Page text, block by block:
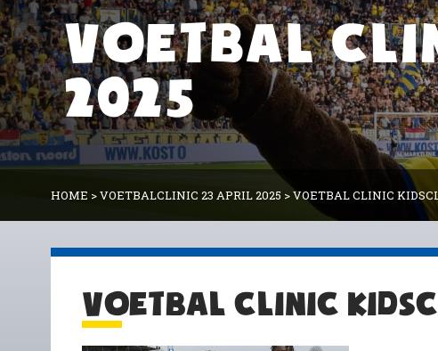
VOETBAL
2025
HOME >VOETBALCLINIC 23 APRIL 2025 >VOETBAL CLINIC
VOETBAL CLINIC